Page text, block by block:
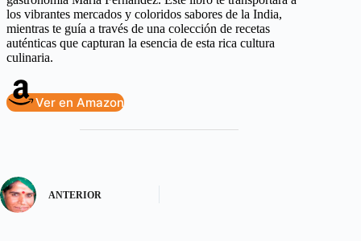
los vibrantes mercados y coloridos sabores de la India,
mientras te guía a través de una colección de recetas
auténticas que capturan la esencia de esta rica cultura
culinaria.
Ver en Amazon
ANTERIOR